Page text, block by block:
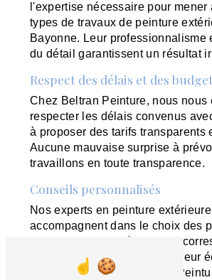
l'expertise nécessaire pour mener
types de travaux de peinture
Bayonne. Leur professionnalisme
du détail garantissent un résultat
Respect des délais et des
Chez Beltran Peinture, nous nous
respecter les délais convenus
à proposer des tarifs transparents
Aucune mauvaise surprise à
travaillons en toute transparence.
Conseils personnalisés
Nos experts en peinture
accompagnent dans le choix des
couleurs pour un résultat qui
parfaitement à vos attentes. Leur
disponibilité font de Beltran